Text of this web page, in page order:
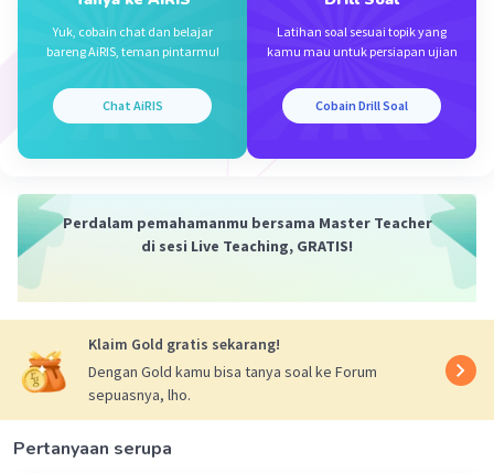
Yuk, cobain chat dan belajar
bareng AiRIS, teman pintarmu!
Chat AiRIS
Latihan soal sesuai topik yang
kamu mau untuk persiapan ujian
Cobain Drill Soal
Perdalam pemahamanmu bersama Master Teacher
di sesi Live Teaching, GRATIS!
Klaim Gold gratis sekarang!
Dengan Gold kamu bisa tanya soal ke Forum
sepuasnya, lho.
Pertanyaan serupa